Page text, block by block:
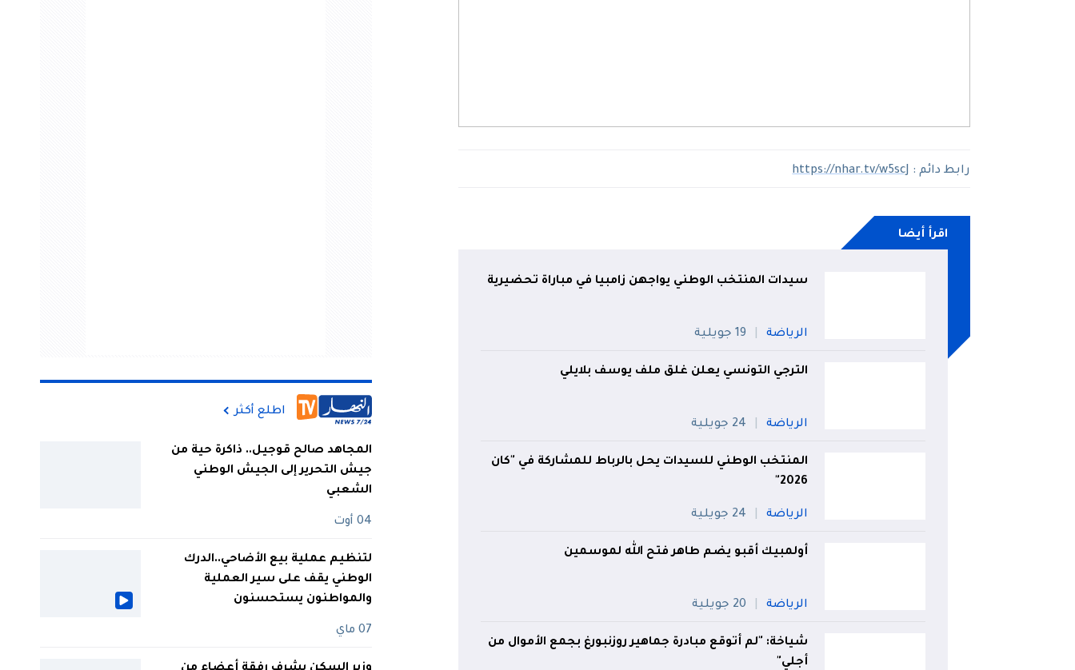
رابط دائم : https://nhar.tv/w5scJ
اقرأ أيضا
سيدات المنتخب الوطني يواجهن زامبيا في مباراة تحضيرية
الرياضة 19 جويلية
الترجي التونسي يعلن غلق ملف يوسف بلايلي
الرياضة 24 جويلية
المنتخب الوطني للسيدات يحل بالرباط للمشاركة في "كان
2026"
الرياضة 24 جويلية
أولمبيك أقبو يضم طاهر فتح الله لموسمين
الرياضة 20 جويلية
شياخة: "لم أتوقع مبادرة جماهير روزنبورغ بجمع الأموال من
أجلي"
اطلع أكثر
المجاهد صالح قوجيل.. ذاكرة حية من
جيش التحرير إلى الجيش الوطني
الشعبي
04 أوت
لتنظيم عملية بيع الأضاحي..الدرك
الوطني يقف على سير العملية
والمواطنون يستحسنون
07 ماي